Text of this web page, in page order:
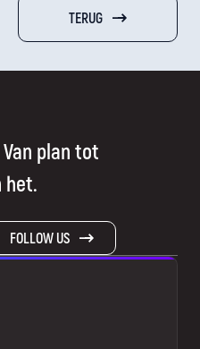
TERUG
plan tot
het.
FOLLOW US